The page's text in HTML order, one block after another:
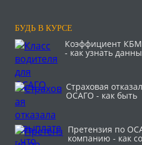
БУДЬ В КУРСЕ
Коэффициент КБМ
- как узнать
Страховая
ОСАГО - как быть
Претензия по
компанию - как